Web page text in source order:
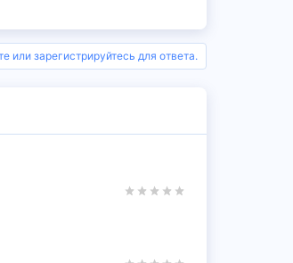
или зарегистрируйтесь для ответа.